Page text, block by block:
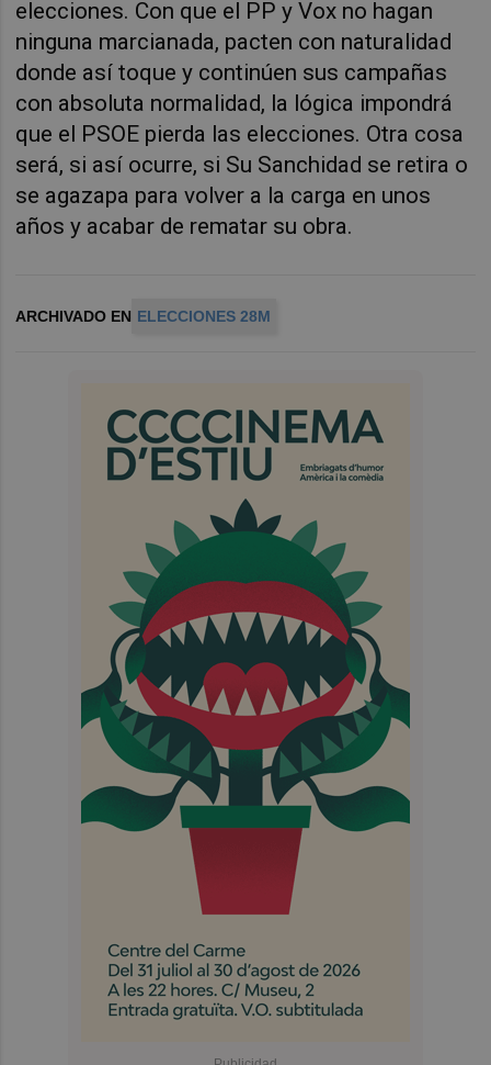
elecciones. Con que el PP y Vox no hagan
ninguna marcianada, pacten con naturalidad
donde así toque y continúen sus campañas
con absoluta normalidad, la lógica impondrá
que el PSOE pierda las elecciones. Otra cosa
será, si así ocurre, si Su Sanchidad se retira o
se agazapa para volver a la carga en unos
años y acabar de rematar su obra.
ARCHIVADO EN ELECCIONES 28M